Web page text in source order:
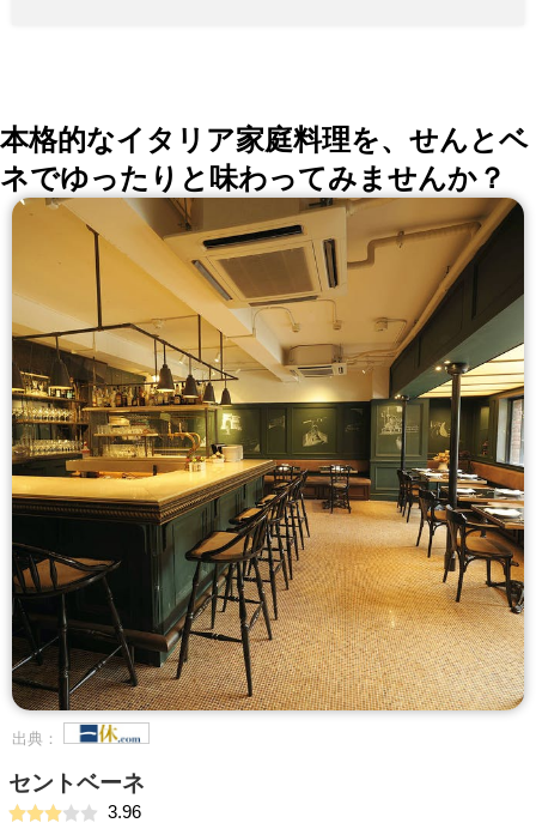
本格的なイタリア家庭料理を、せんとベ
ネでゆったりと味わってみませんか？
出典：
セントベーネ
3.96